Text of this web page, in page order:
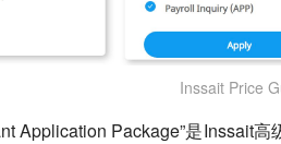
Inssait Price
Application Package”是Inssait